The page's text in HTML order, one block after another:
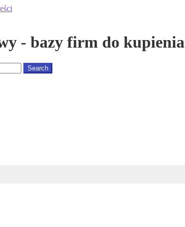
- bazy firm do kupienia
Search